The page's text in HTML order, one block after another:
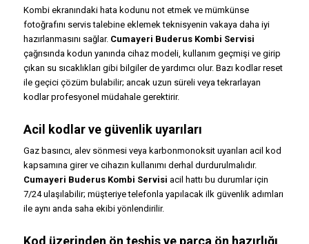
Kombi ekranındaki hata kodunu not etmek ve mümkünse
fotoğrafını servis talebine eklemek teknisyenin vakaya daha iyi
hazırlanmasını sağlar. Cumayeri Buderus Kombi Servisi
çağrısında kodun yanında cihaz modeli, kullanım geçmişi ve girip
çıkan su sıcaklıkları gibi bilgiler de yardımcı olur. Bazı kodlar reset
ile geçici çözüm bulabilir; ancak uzun süreli veya tekrarlayan
kodlar profesyonel müdahale gerektirir.
Acil kodlar ve güvenlik uyarıları
Gaz basıncı, alev sönmesi veya karbonmonoksit uyarıları acil kod
kapsamına girer ve cihazın kullanımı derhal durdurulmalıdır.
Cumayeri Buderus Kombi Servisi acil hattı bu durumlar için
7/24 ulaşılabilir; müşteriye telefonla yapılacak ilk güvenlik adımları
ile aynı anda saha ekibi yönlendirilir.